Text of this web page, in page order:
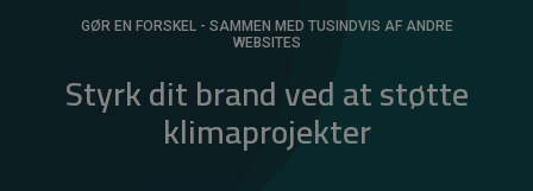
GØR EN FORSKEL - SAMMEN MED TUSINDVIS AF ANDRE
WEBSITES
Styrk dit brand ved at støtte
klimaprojekter